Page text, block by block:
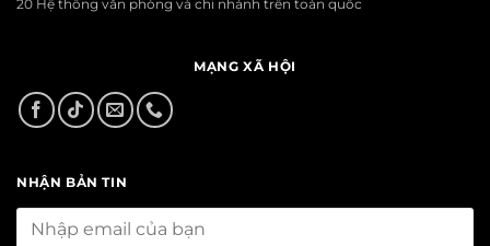
20 Hệ thống văn phòng và chi nhánh trên toàn quốc
MẠNG XÃ HỘI
NHẬN BẢN TIN